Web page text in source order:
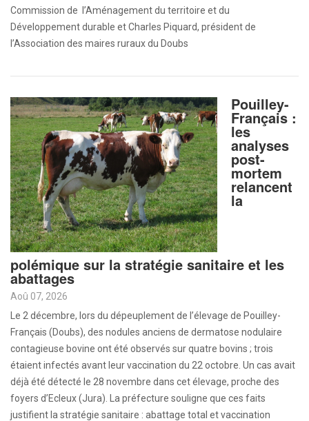
Commission de l’Aménagement du territoire et du
Développement durable et Charles Piquard, président de
l’Association des maires ruraux du Doubs
Pouilley-
Français :
les
analyses
post-
mortem
relancent
la
polémique sur la stratégie sanitaire et les
abattages
Aoû 07, 2026
Le 2 décembre, lors du dépeuplement de l’élevage de Pouilley-
Français (Doubs), des nodules anciens de dermatose nodulaire
contagieuse bovine ont été observés sur quatre bovins ; trois
étaient infectés avant leur vaccination du 22 octobre. Un cas avait
déjà été détecté le 28 novembre dans cet élevage, proche des
foyers d’Ecleux (Jura). La préfecture souligne que ces faits
justifient la stratégie sanitaire : abattage total et vaccination